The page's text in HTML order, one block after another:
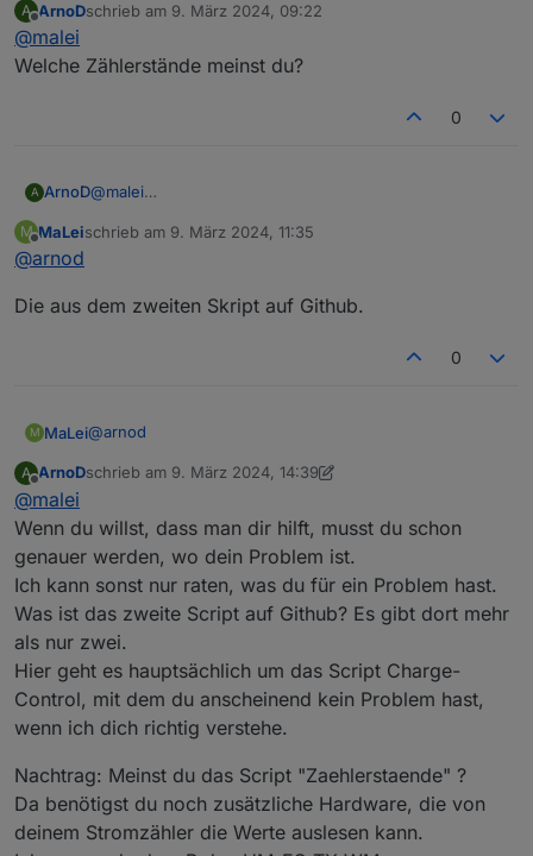
nicht. Hat jemand einen Ansatz, wonach ich schauen
A
Offline
ArnoDschrieb am 9. März 2024, 09:22
zuletzt editiert von
@malei
Welche Zählerstände meinst du?
0
A ArnoD@malei
M
Offline
MaLeischrieb am 9. März 2024, 11:35
zuletzt editiert von
@arnod
Die aus dem zweiten Skript auf Github.
0
M MaLei@arnod
Die aus dem zweiten Skript auf Github.
A
Offline
ArnoDschrieb am 9. März 2024, 14:39
zuletzt editiert von ArnoD 3. Sept. 2024, 15:48
@malei
Wenn du willst, dass man dir hilft, musst du schon
genauer werden, wo dein Problem ist.
Ich kann sonst nur raten, was du für ein Problem hast.
Was ist das zweite Script auf Github? Es gibt dort mehr
als nur zwei.
Hier geht es hauptsächlich um das Script Charge-
Control, mit dem du anscheinend kein Problem hast,
wenn ich dich richtig verstehe.
Nachtrag: Meinst du das Script "Zaehlerstaende" ?
Da benötigst du noch zusätzliche Hardware, die von
deinem Stromzähler die Werte auslesen kann.